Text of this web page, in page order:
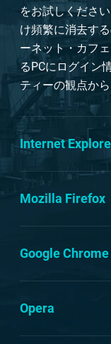
をお試しくださ
け頻繁に消去す
ーネット・カフ
るPCにログイン
ティーの観点か
Internet
Mozilla Firefox
Google Chrome
Opera